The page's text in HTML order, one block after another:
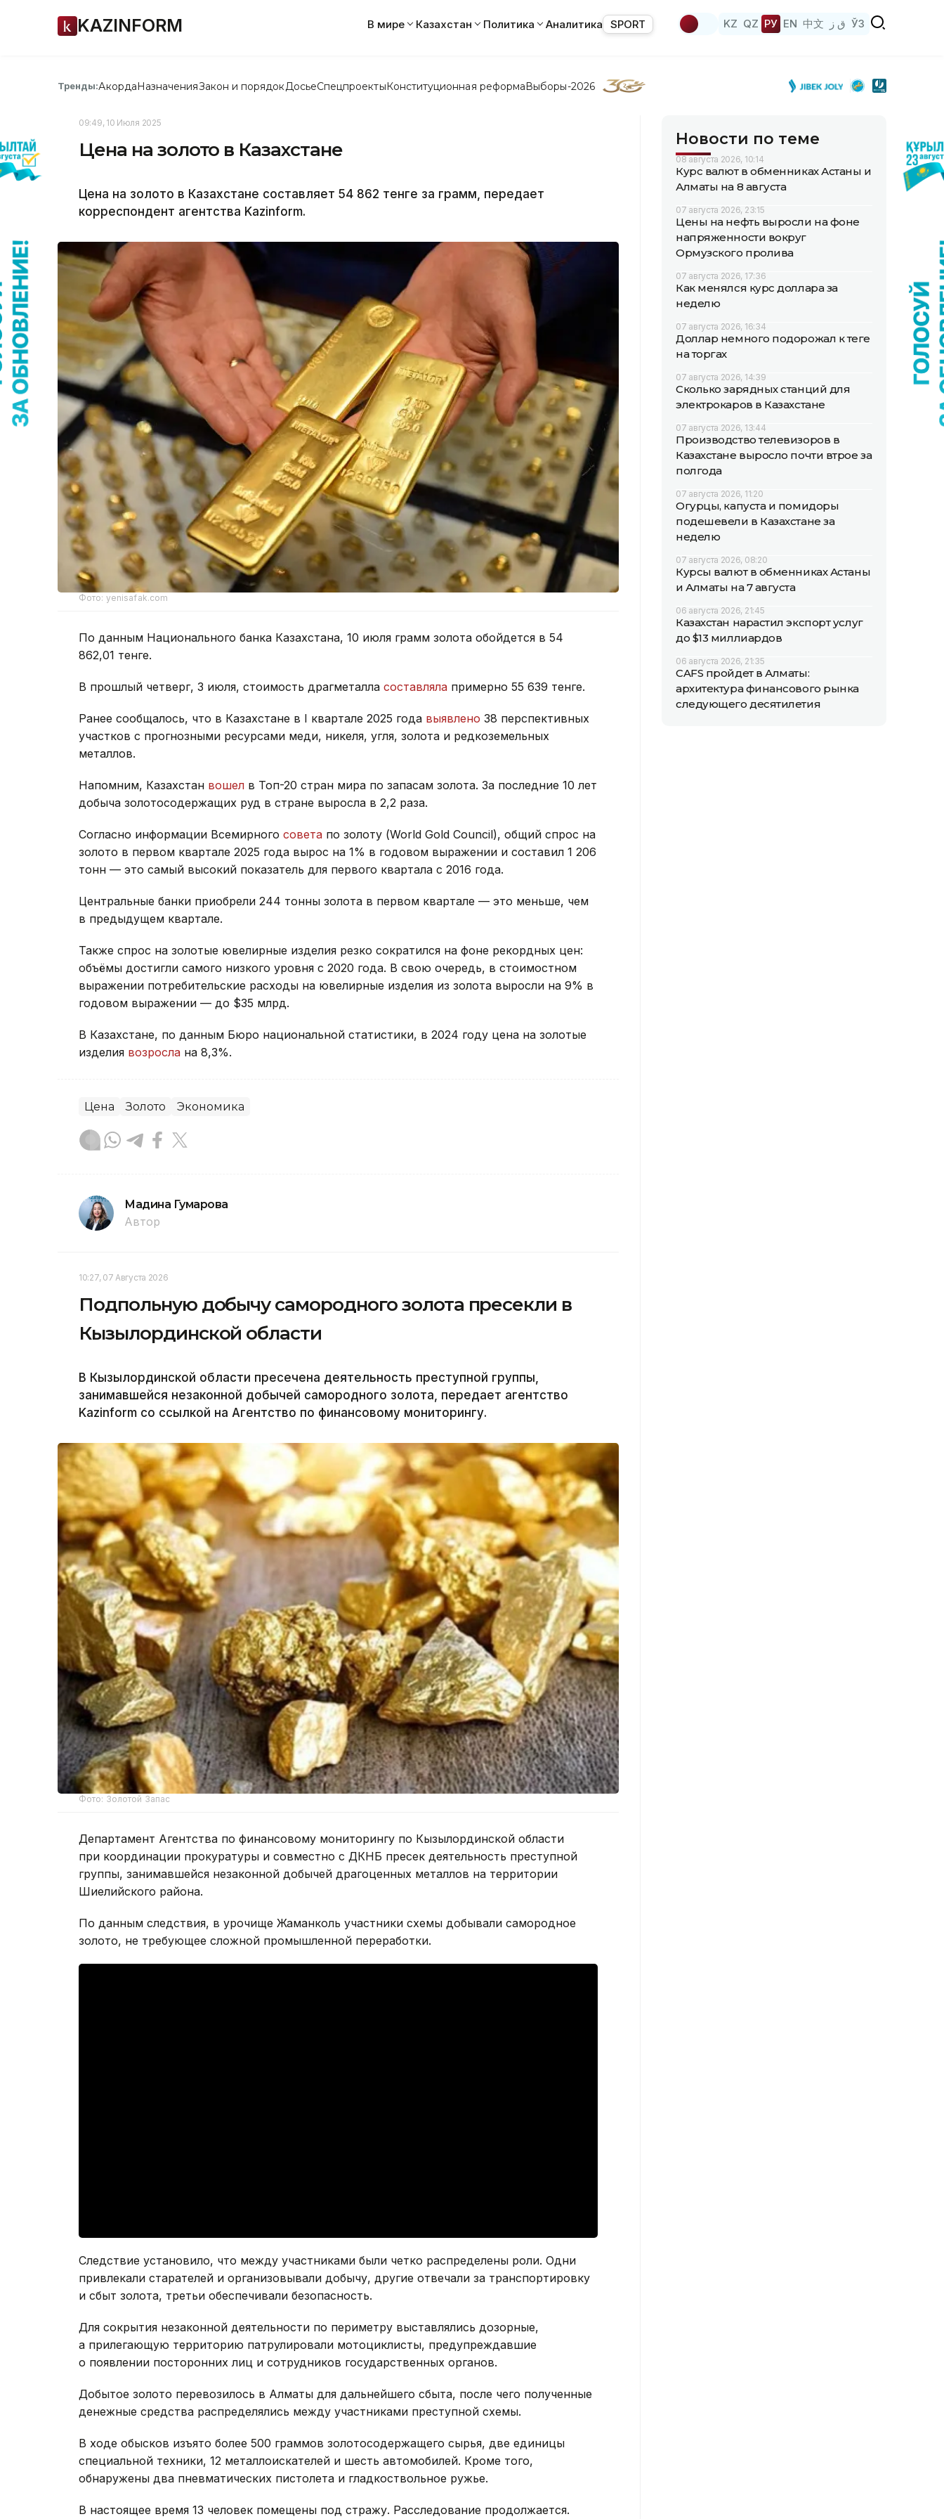
KAZINFORM В мире Казахстан Политика Аналитика SPORT KZ QZ РУ EN 中文 ق ز ЎЗ
Тренды:АкордаНазначенияЗакон и порядок ДосьеСпецпроектыКонституционная реформаВыборы-2026
09:49, 10 Июля 2025
Цена на золото в Казахстане
Цена на золото в Казахстане составляет 54 862 тенге за грамм, передает
корреспондент агентства Kazinform.
Фото: yenisafak.com
По данным Национального банка Казахстана, 10 июля грамм золота обойдется в 54
862,01 тенге.
В прошлый четверг, 3 июля, стоимость драгметалла составляла примерно 55 639 тенге.
Ранее сообщалось, что в Казахстане в I квартале 2025 года выявлено 38 перспективных
участков с прогнозными ресурсами меди, никеля, угля, золота и редкоземельных
металлов.
Напомним, Казахстан вошел в Топ-20 стран мира по запасам золота. За последние 10 лет
добыча золотосодержащих руд в стране выросла в 2,2 раза.
Согласно информации Всемирного совета по золоту (World Gold Council), общий спрос на
золото в первом квартале 2025 года вырос на 1% в годовом выражении и составил 1 206
тонн — это самый высокий показатель для первого квартала с 2016 года.
Центральные банки приобрели 244 тонны золота в первом квартале — это меньше, чем
в предыдущем квартале.
Также спрос на золотые ювелирные изделия резко сократился на фоне рекордных цен:
объёмы достигли самого низкого уровня с 2020 года. В свою очередь, в стоимостном
выражении потребительские расходы на ювелирные изделия из золота выросли на 9% в
годовом выражении — до $35 млрд.
В Казахстане, по данным Бюро национальной статистики, в 2024 году цена на золотые
изделия возросла на 8,3%.
Цена Золото Экономика
Мадина Гумарова
Автор
10:27, 07 Августа 2026
Подпольную добычу самородного золота пресекли в
Кызылординской области
В Кызылординской области пресечена деятельность преступной группы,
занимавшейся незаконной добычей самородного золота, передает агентство
Kazinform со ссылкой на Агентство по финансовому мониторингу.
Фото: Золотой Запас
Департамент Агентства по финансовому мониторингу по Кызылординской области
при координации прокуратуры и совместно с ДКНБ пресек деятельность преступной
группы, занимавшейся незаконной добычей драгоценных металлов на территории
Шиелийского района.
По данным следствия, в урочище Жаманколь участники схемы добывали самородное
золото, не требующее сложной промышленной переработки.
Следствие установило, что между участниками были четко распределены роли. Одни
привлекали старателей и организовывали добычу, другие отвечали за транспортировку
и сбыт золота, третьи обеспечивали безопасность.
Для сокрытия незаконной деятельности по периметру выставлялись дозорные,
а прилегающую территорию патрулировали мотоциклисты, предупреждавшие
о появлении посторонних лиц и сотрудников государственных органов.
Добытое золото перевозилось в Алматы для дальнейшего сбыта, после чего полученные
денежные средства распределялись между участниками преступной схемы.
В ходе обысков изъято более 500 граммов золотосодержащего сырья, две единицы
специальной техники, 12 металлоискателей и шесть автомобилей. Кроме того,
обнаружены два пневматических пистолета и гладкоствольное ружье.
В настоящее время 13 человек помещены под стражу. Расследование продолжается.
Новости по теме
08 августа 2026, 10:14
Курс валют в обменниках Астаны и
Алматы на 8 августа
07 августа 2026, 23:15
Цены на нефть выросли на фоне
напряженности вокруг
Ормузского пролива
07 августа 2026, 17:36
Как менялся курс доллара за
неделю
07 августа 2026, 16:34
Доллар немного подорожал к теңге
на торгах
07 августа 2026, 14:39
Сколько зарядных станций для
электрокаров в Казахстане
07 августа 2026, 13:44
Производство телевизоров в
Казахстане выросло почти втрое за
полгода
07 августа 2026, 11:20
Огурцы, капуста и помидоры
подешевели в Казахстане за
неделю
07 августа 2026, 08:20
Курсы валют в обменниках Астаны
и Алматы на 7 августа
06 августа 2026, 21:45
Казахстан нарастил экспорт услуг
до $13 миллиардов
06 августа 2026, 21:35
CAFS пройдет в Алматы:
архитектура финансового рынка
следующего десятилетия